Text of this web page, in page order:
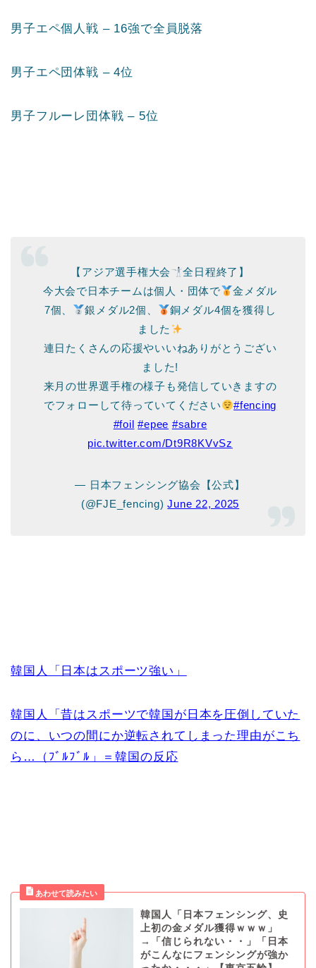
男子エペ個人戦 – 16強で全員脱落
男子エペ団体戦 – 4位
男子フルーレ団体戦 – 5位
【アジア選手権大会
全日程終了】
今大会で日本チームは個人・団体で
金メダル
7個、
銀メダル2個、
銅メダル4個を獲得し
ました
連日たくさんの応援やいいねありがとうござい
ました!
来月の世界選手権の様子も発信していきますの
でフォローして待っていてください
#fencing
#foil #epee #sabre
pic.twitter.com/Dt9R8KVvSz
— 日本フェンシング協会【公式】
(@FJE_fencing)June 22, 2025
韓国人「日本はスポーツ強い」
韓国人「昔はスポーツで韓国が日本を圧倒していた
のに、いつの間にか逆転されてしまった理由がこち
ら…（ﾌﾞﾙﾌﾞﾙ」＝韓国の反応
韓国人「日本フェンシング、史
上初の金メダル獲得ｗｗｗ」
→「信じられない・・」「日本
がこんなにフェンシングが強か